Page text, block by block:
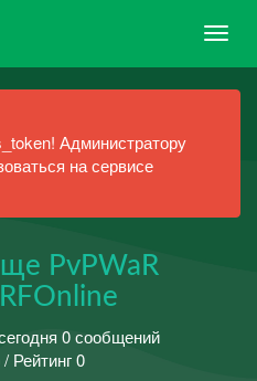
Администратору
на сервисе
PvPWaR
0 сообщений
Рейтинг 0